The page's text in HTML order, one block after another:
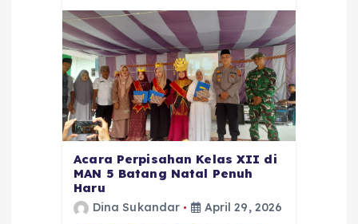
Acara Perpisahan Kelas XII di
MAN 5 Batang Natal Penuh
Haru
Dina Sukandar April 29, 2026